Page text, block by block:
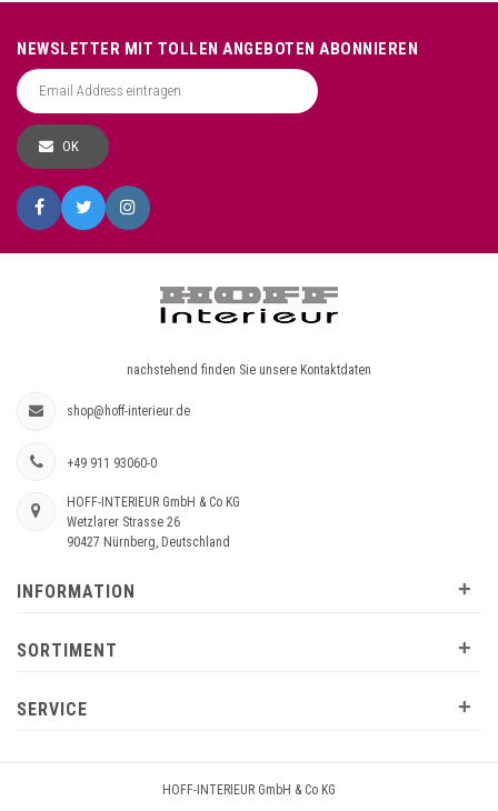
NEWSLETTER MIT TOLLEN ANGEBOTEN ABONNIEREN
OK
nachstehend finden Sie unsere Kontaktdaten
shop@hoff-interieur.de
+49 911 93060-0
HOFF-INTERIEUR GmbH & Co KG
Wetzlarer Strasse 26
90427 Nürnberg, Deutschland
INFORMATION +
SORTIMENT +
SERVICE +
HOFF-INTERIEUR GmbH & Co KG